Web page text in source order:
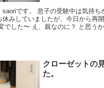
saoriです。 息子の受験中は気持ち
休みしていましたが、今日から再
でした〜 え、親なのに？ と思う
クローゼットの
た。